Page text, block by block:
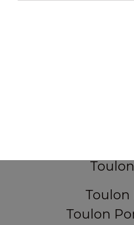
Toulon
Toulon